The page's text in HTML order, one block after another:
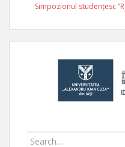
Simpozionul studențesc
Search for: